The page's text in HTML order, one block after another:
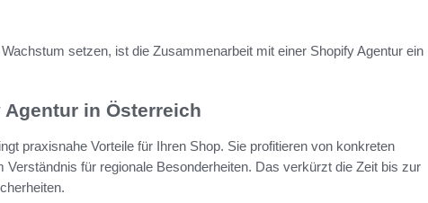
setzen, ist die Zusammenarbeit mit einer Shopify Agentur ein
in Österreich
praxisnahe Vorteile für Ihren Shop. Sie profitieren von konkreten
Verständnis für regionale Besonderheiten. Das verkürzt die Zeit bis zur